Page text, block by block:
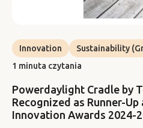
Innovation
Sustainability
1 minuta czytania
Powerdaylight Cradle by
Recognized as Runner-
Innovation Awards 2024-